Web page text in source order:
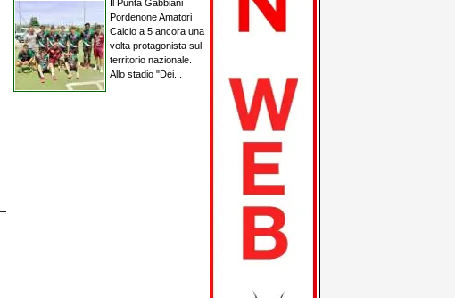
Il Punta Gabbiani
Pordenone Amatori
Calcio a 5 ancora una
volta protagonista sul
territorio nazionale.
Allo stadio "Dei...